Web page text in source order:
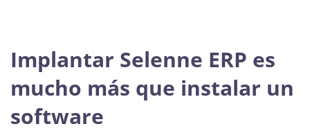
Implantar Selenne ERP es
mucho más que instalar un
software